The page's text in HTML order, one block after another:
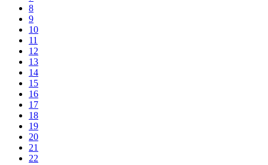
8
9
10
11
12
13
14
15
16
17
18
19
20
21
22